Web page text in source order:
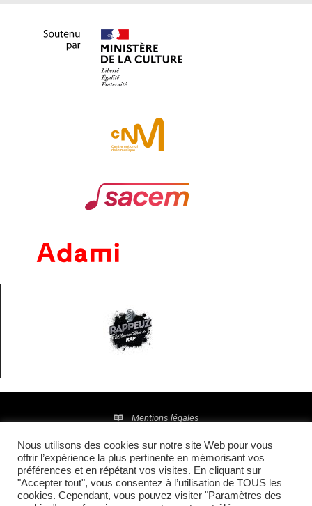
Mentions légales
Politique de confidentialité
© 2016 • Site maintenu et mis à jour parTI(E)GER
COMMUNICATION
Nous utilisons des cookies sur notre site Web pour vous
offrir l’expérience la plus pertinente en mémorisant vos
préférences et en répétant vos visites. En cliquant sur
"Accepter tout", vous consentez à l’utilisation de TOUS les
cookies. Cependant, vous pouvez visiter "Paramètres des